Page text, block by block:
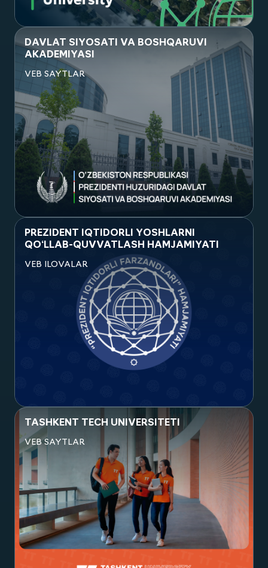
Посмотреть проект
DAVLAT SIYOSATI VA BOSHQARUVI
AKADEMIYASI
VEB SAYTLAR
Посмотреть проект
PREZIDENT IQTIDORLI YOSHLARNI
QO‘LLAB-QUVVATLASH HAMJAMIYATI
VEB ILOVALAR
Посмотреть проект
TASHKENT TECH UNIVERSITETI
VEB SAYTLAR